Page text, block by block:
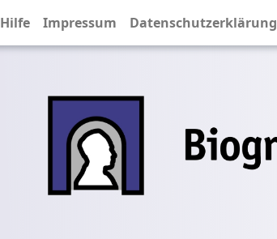
Hilfe Impressum Datenschutzerklärung